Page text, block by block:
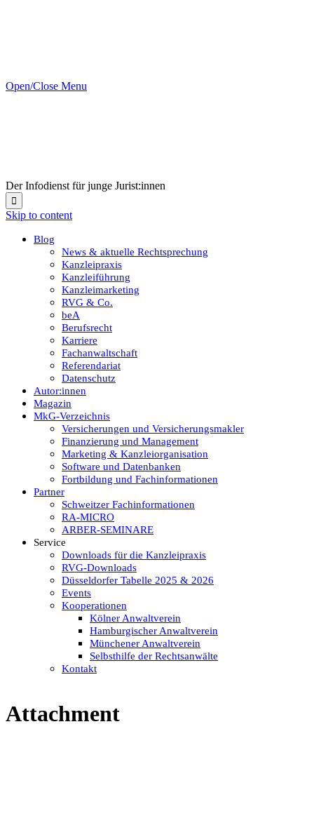
Open/Close Menu
Der Infodienst für junge Jurist:innen

Skip to content
Blog
News & aktuelle Rechtsprechung
Kanzleipraxis
Kanzleiführung
Kanzleimarketing
RVG & Co.
beA
Berufsrecht
Karriere
Fachanwaltschaft
Referendariat
Datenschutz
Autor:innen
Magazin
MkG-Verzeichnis
Versicherungen und Versicherungsmakler
Finanzierung und Management
Marketing & Kanzleiorganisation
Software und Datenbanken
Fortbildung und Fachinformationen
Partner
Schweitzer Fachinformationen
RA-MICRO
ARBER-SEMINARE
Service
Downloads für die Kanzleipraxis
RVG-Downloads
Düsseldorfer Tabelle 2025 & 2026
Events
Kooperationen
Kölner Anwaltverein
Hamburgischer Anwaltverein
Münchener Anwaltverein
Selbsthilfe der Rechtsanwälte
Kontakt
Attachment